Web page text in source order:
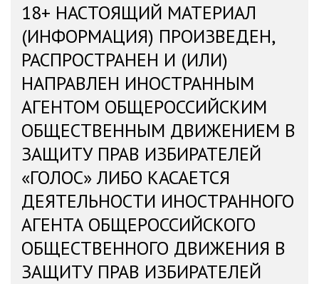
18+ НАСТОЯЩИЙ МАТЕРИАЛ
(ИНФОРМАЦИЯ) ПРОИЗВЕДЕН,
РАСПРОСТРАНЕН И (ИЛИ)
НАПРАВЛЕН ИНОСТРАННЫМ
АГЕНТОМ ОБЩЕРОССИЙСКИМ
ОБЩЕСТВЕННЫМ ДВИЖЕНИЕМ В
ЗАЩИТУ ПРАВ ИЗБИРАТЕЛЕЙ
«ГОЛОС» ЛИБО КАСАЕТСЯ
ДЕЯТЕЛЬНОСТИ ИНОСТРАННОГО
АГЕНТА ОБЩЕРОССИЙСКОГО
ОБЩЕСТВЕННОГО ДВИЖЕНИЯ В
ЗАЩИТУ ПРАВ ИЗБИРАТЕЛЕЙ